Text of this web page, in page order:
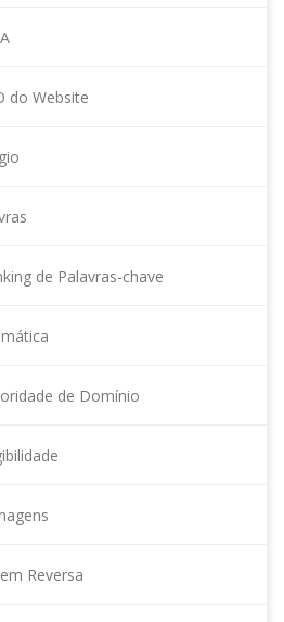
do Website
de Palavras-chave
de Domínio
Reversa